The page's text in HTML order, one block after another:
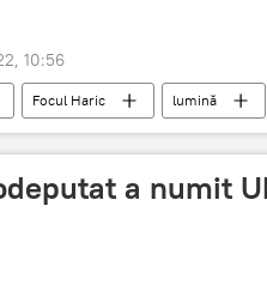
10:56
Focul Haric lumină
a numit